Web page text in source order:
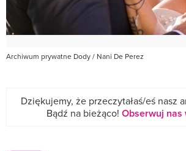
Archiwum prywatne Dody / Nani De Perez
Dziękujemy, że przeczytałaś/eś nasz
Bądź na bieżąco! Obserwuj nas